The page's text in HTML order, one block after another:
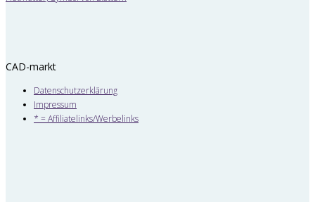
CAD-markt
Datenschutzerklärung
Impressum
* = Affiliatelinks/Werbelinks